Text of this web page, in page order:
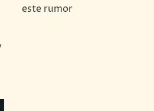
este rumor